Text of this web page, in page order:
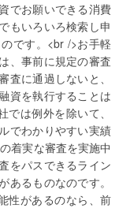
でお願いできる消費
もいろいろ検索し申
です。<br />お手軽
、事前に規定の審査
に通過しないと、
資を執行することは
は例外を除いて、
でわかりやすい実績
着実な審査を実施中
をパスできるライン
あるものなのです。
性があるのなら、前